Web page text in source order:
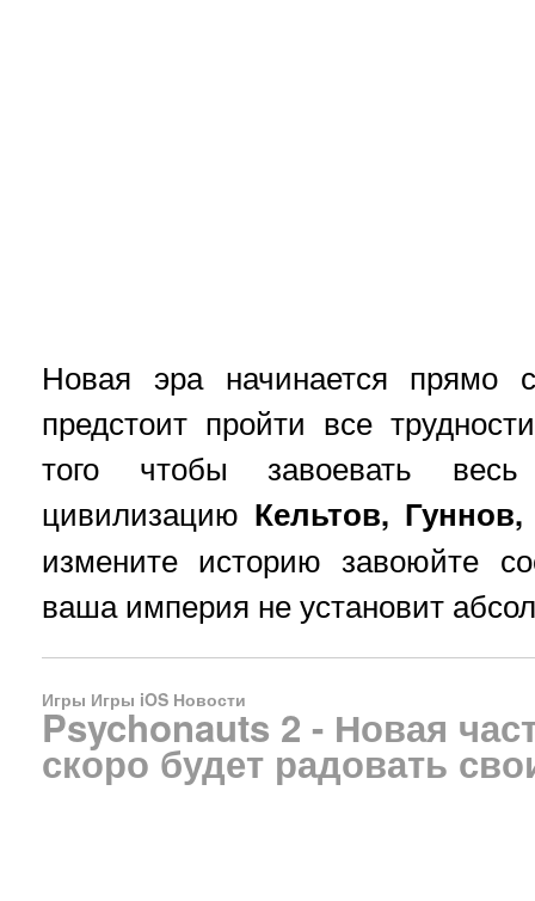
Новая эра начинается прямо
предстоит пройти все
того чтобы завоевать
цивилизацию Кельтов,
измените историю завоюйте
ваша империя не установит
Игры Игры iOS Новости
Psychonauts 2 - Новая
скоро будет радовать